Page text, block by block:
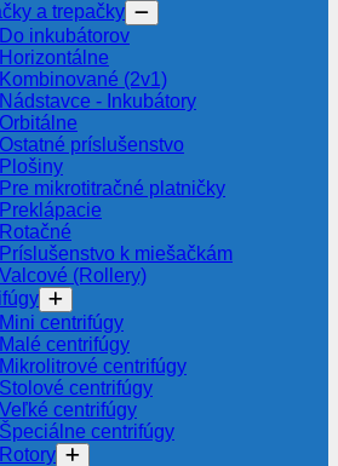
a trepačky
Do inkubátorov
Horizontálne
Kombinované (2v1)
Nádstavce - Inkubátory
Orbitálne
Ostatné príslušenstvo
Plošiny
Pre mikrotitračné platničky
Preklápacie
Rotačné
Príslušenstvo k miešačkám
Valcové (Rollery)
Mini centrifúgy
Malé centrifúgy
Mikrolitrové centrifúgy
Stolové centrifúgy
Veľké centrifúgy
Špeciálne centrifúgy
Rotory